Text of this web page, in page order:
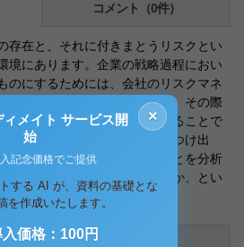
コメント（0件）
存在と、それに付きまとうリスクとい
境にあります。企業の戦略過程におい
のにするためには、会社のリスクマネ
が大きな要素を占めています。その際
と市場の需要を十分に把握することで
、会社にとってのリスクを見つけ出
なものであったのかということを分析
どのようにして制御させるのか、とい
る事が必要です
×
メイト サービス開
始
記念価格でご提供
する AI が、資料の基礎とな
を作成いたします。
価格：100円